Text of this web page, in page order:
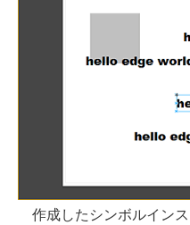
作成したシンボルイン